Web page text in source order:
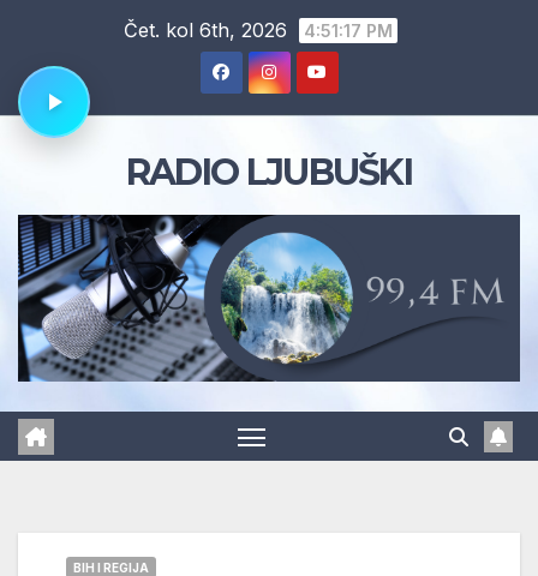
content
Čet. kol 6th, 2026 4:51:18 PM
RADIO LJUBUŠKI
BIH I REGIJA